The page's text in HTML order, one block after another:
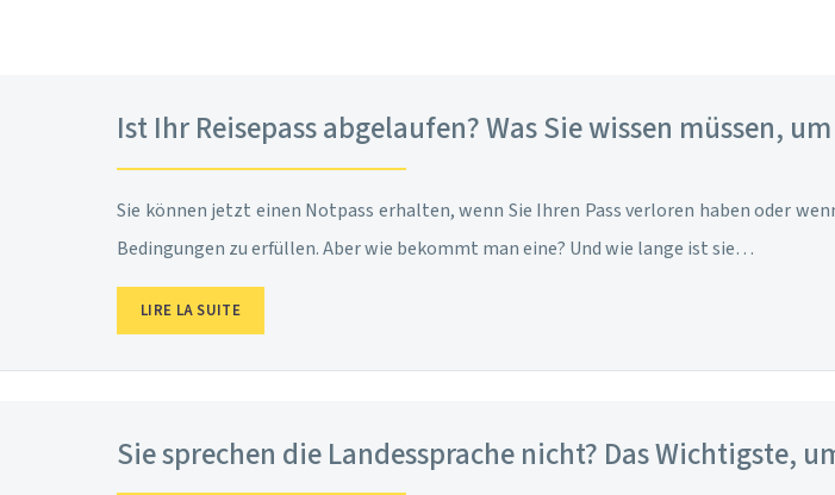
Ist Ihr Reisepass abgelaufen? Was Sie wissen müssen,
Sie können jetzt einen Notpass erhalten, wenn Sie Ihren Pass verloren haben oder
Bedingungen zu erfüllen. Aber wie bekommt man eine? Und wie lange ist sie…
LIRE LA SUITE
Sie sprechen die Landessprache nicht? Das Wichtigste,